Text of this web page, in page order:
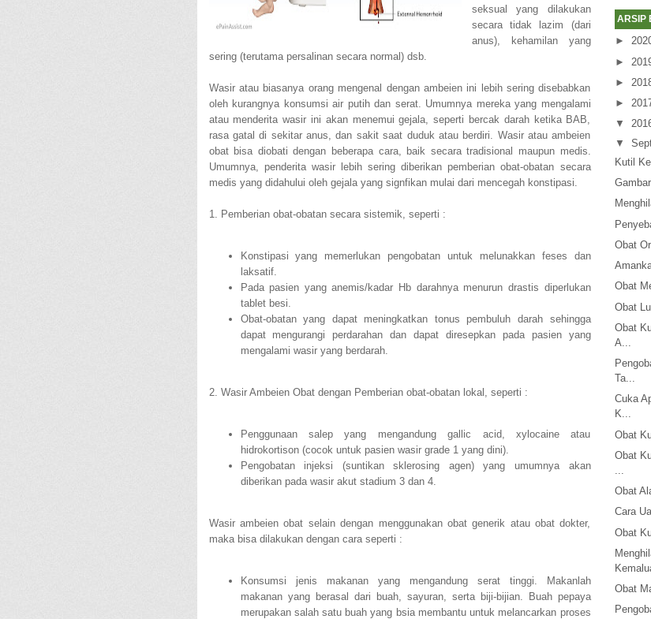
seksual yang dilakukan
secara tidak lazim (dari
anus), kehamilan yang
sering (terutama persalinan secara normal) dsb.
Wasir atau biasanya orang mengenal dengan ambeien ini lebih sering disebabkan
oleh kurangnya konsumsi air putih dan serat. Umumnya mereka yang mengalami
atau menderita wasir ini akan menemui gejala, seperti bercak darah ketika BAB,
rasa gatal di sekitar anus, dan sakit saat duduk atau berdiri. Wasir atau ambeien
obat bisa diobati dengan beberapa cara, baik secara tradisional maupun medis.
Umumnya, penderita wasir lebih sering diberikan pemberian obat-obatan secara
medis yang didahului oleh gejala yang signfikan mulai dari mencegah konstipasi.
1. Pemberian obat-obatan secara sistemik, seperti :
Konstipasi yang memerlukan pengobatan untuk melunakkan feses dan
laksatif.
Pada pasien yang anemis/kadar Hb darahnya menurun drastis diperlukan
tablet besi.
Obat-obatan yang dapat meningkatkan tonus pembuluh darah sehingga
dapat mengurangi perdarahan dan dapat diresepkan pada pasien yang
mengalami wasir yang berdarah.
2. Wasir Ambeien Obat dengan Pemberian obat-obatan lokal, seperti :
Penggunaan salep yang mengandung gallic acid, xylocaine atau
hidrokortison (cocok untuk pasien wasir grade 1 yang dini).
Pengobatan injeksi (suntikan sklerosing agen) yang umumnya akan
diberikan pada wasir akut stadium 3 dan 4.
Wasir ambeien obat selain dengan menggunakan obat generik atau obat dokter,
maka bisa dilakukan dengan cara seperti :
Konsumsi jenis makanan yang mengandung serat tinggi. Makanlah
makanan yang berasal dari buah, sayuran, serta biji-bijian. Buah pepaya
merupakan salah satu buah yang bsia membantu untuk melancarkan proses
ARSIP
►
►
►
►
▼
▼
Kutil
Obat
Obat
Obat
Obat
A...
Ta...
Cuka
K...
Obat
Obat
Obat
Cara
Obat
Obat